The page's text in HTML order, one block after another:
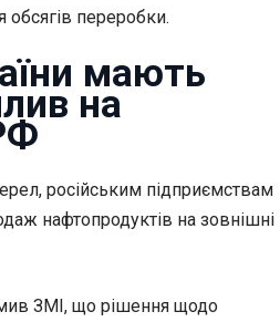
переробки.
мають
на
російським підприємствам
нафтопродуктів на зовнішні
ЗМІ, що рішення щодо